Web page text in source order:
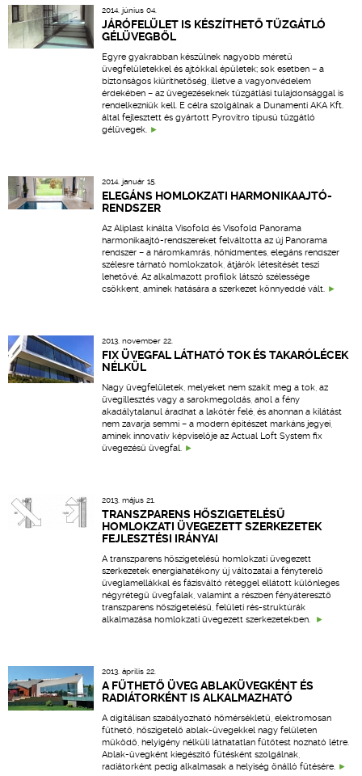
2014. június 04.
JÁRÓFELÜLET IS KÉSZÍTHETŐ TŰZGÁTLÓ
GÉLÜVEGBŐL
Egyre gyakrabban készülnek nagyobb méretű
üvegfelületekkel és ajtókkal épületek; sok esetben – a
biztonságos kiüríthetőség, illetve a vagyonvédelem
érdekében – az üvegezéseknek tűzgátlási tulajdonsággal is
rendelkezniük kell. E célra szolgálnak a Dunamenti AKA Kft.
által fejlesztett és gyártott Pyrovitro típusú tűzgátló
gélüvegek.
2014. január 15.
ELEGÁNS HOMLOKZATI HARMONIKAAJTÓ-
RENDSZER
Az Aliplast kínálta Visofold és Visofold Panorama
harmonikaajtó-rendszereket felváltotta az új Panorama
rendszer – a háromkamrás, hőhídmentes, elegáns rendszer
szélesre tárható homlokzatok, átjárók létesítését teszi
lehetővé. Az alkalmazott profilok látszó szélessége
csökkent, aminek hatására a szerkezet könnyeddé vált.
2013. november 22.
FIX ÜVEGFAL LÁTHATÓ TOK ÉS TAKARÓLÉCEK
NÉLKÜL
Nagy üvegfelületek, melyeket nem szakít meg a tok, az
üvegillesztés vagy a sarokmegoldás, ahol a fény
akadálytalanul áradhat a lakótér felé, és ahonnan a kilátást
nem zavarja semmi – a modern építészet markáns jegyei,
aminek innovatív képviselője az Actual Loft System fix
üvegezésű üvegfal.
2013. május 21.
TRANSZPARENS HŐSZIGETELÉSŰ
HOMLOKZATI ÜVEGEZETT SZERKEZETEK
FEJLESZTÉSI IRÁNYAI
A transzparens hőszigetelésű homlokzati üvegezett
szerkezetek energiahatékony új változatai a fényterelő
üveglamellákkal és fázisváltó réteggel ellátott különleges
négyrétegű üvegfalak, valamint a részben fényáteresztő
transzparens hőszigetelésű, felületi rés-struktúrák
alkalmazása homlokzati üvegezett szerkezetekben.
2013. április 22.
A FŰTHETŐ ÜVEG ABLAKÜVEGKÉNT ÉS
RADIÁTORKÉNT IS ALKALMAZHATÓ
A digitálisan szabályozható hőmérsékletű, elektromosan
fűthető, hőszigetelő ablak-üvegekkel nagy felületen
működő, helyigény nélküli láthatatlan fűtőtest hozható létre.
Ablak-üvegként kiegészítő fűtésként szolgálnak,
radiátorként pedig alkalmasak a helyiség önálló fűtésére.